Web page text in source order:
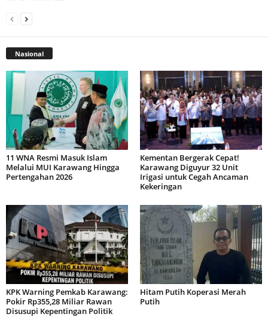
Nasional
11 WNA Resmi Masuk Islam
Melalui MUI Karawang Hingga
Pertengahan 2026
Kementan Bergerak Cepat!
Karawang Diguyur 32 Unit
Irigasi untuk Cegah Ancaman
Kekeringan
KPK Warning Pemkab Karawang:
Pokir Rp355,28 Miliar Rawan
Disusupi Kepentingan Politik
Hitam Putih Koperasi Merah
Putih